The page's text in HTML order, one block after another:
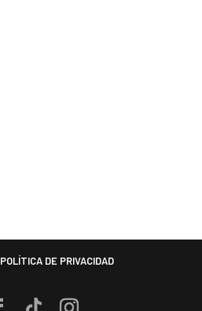
POLÍTICA DE PRIVACIDAD